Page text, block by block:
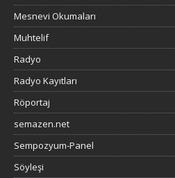
Mesnevi Okumaları
Muhtelif
Radyo
Radyo Kayıtları
Röportaj
semazen.net
Sempozyum-Panel
Söyleşi